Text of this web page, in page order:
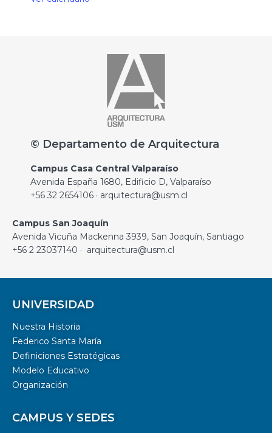
© Departamento de Arquitectura
Campus Casa Central Valparaíso
Avenida España 1680, Edificio D, Valparaíso
+56 32 2654106 · arquitectura@usm.cl
Campus San Joaquín
Avenida Vicuña Mackenna 3939, San Joaquín, Santiago
+56 2 23037140 · arquitectura@usm.cl
UNIVERSIDAD
Nuestra Historia
Federico Santa María
Definiciones Estratégicas
Modelo Educativo
Organización
CAMPUS Y SEDES